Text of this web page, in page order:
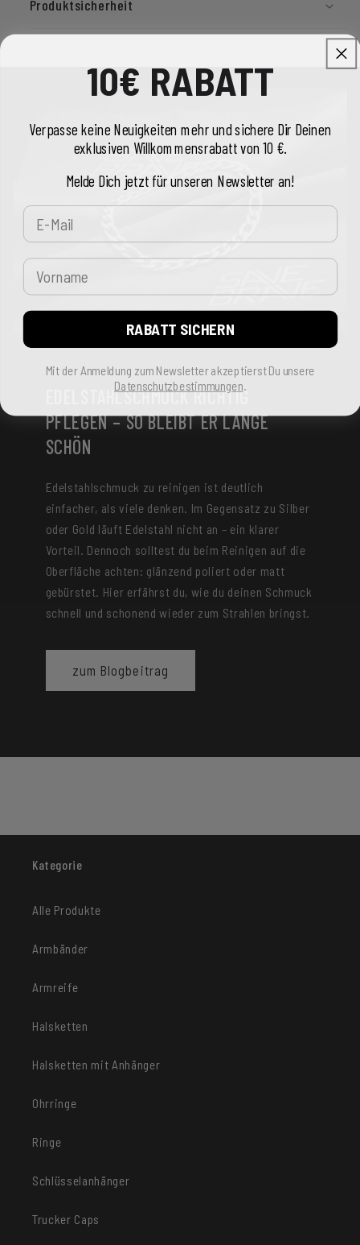
Produktsicherheit
EDELSTAHLSCHMUCK RICHTIG
PFLEGEN – SO BLEIBT ER LANGE
SCHÖN
Edelstahlschmuck zu reinigen ist deutlich
einfacher, als viele denken. Im Gegensatz zu Silber
oder Gold läuft Edelstahl nicht an – ein klarer
Vorteil. Dennoch solltest du beim Reinigen auf die
Oberfläche achten: glänzend poliert oder matt
gebürstet. Hier erfährst du, wie du deinen Schmuck
schnell und schonend wieder zum Strahlen bringst.
zum Blogbeitrag
Kategorie
Alle Produkte
Armbänder
Armreife
Halsketten
Halsketten mit Anhänger
Ohrringe
Ringe
Schlüsselanhänger
Trucker Caps
10€ RABATT
Verpasse keine Neuigkeiten mehr und sichere Dir Deinen
exklusiven Willkommensrabatt von 10 €.
Melde Dich jetzt für unseren Newsletter an!
E-Mail
Vorname
RABATT SICHERN
Mit der Anmeldung zum Newsletter akzeptierst Du unsere
Datenschutzbestimmungen